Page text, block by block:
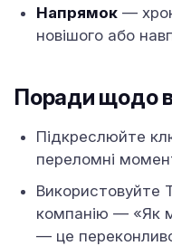
Напрямок —
новішого або
Поради щодо
Підкреслюйте
переломні
Використовуйте
компанію — «Як
— це